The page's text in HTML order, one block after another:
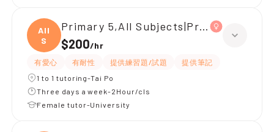
All
S
Primary 5,All Subjects|Primary 4,All
$200/hr
有愛心 有耐性 提供練習題/試題
提供筆記
1 to 1 tutoring-Tai Po
Three days a week-2Hour/cls
Female tutor-University